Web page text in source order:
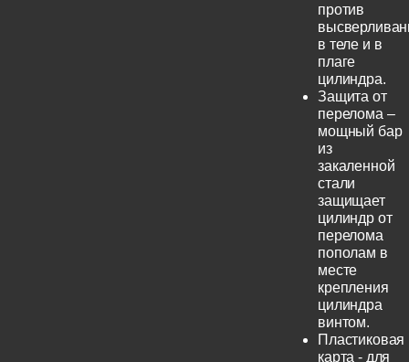
против
в теле и в
плаге
цилиндра.
Защита от
перелома –
мощный бар
из
закаленной
стали
защищает
цилиндр от
перелома
пополам в
месте
крепления
цилиндра
винтом.
Пластиковая
карта - для